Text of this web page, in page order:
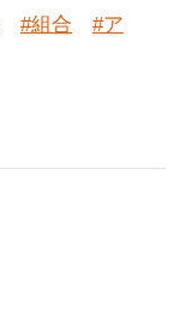
#組合
#ア